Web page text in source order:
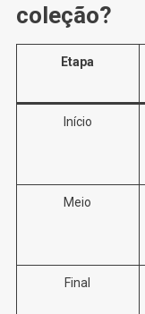
coleção?
Etapa
Início
Meio
Final